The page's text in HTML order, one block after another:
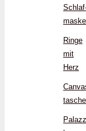
Ringe
mit
Herz